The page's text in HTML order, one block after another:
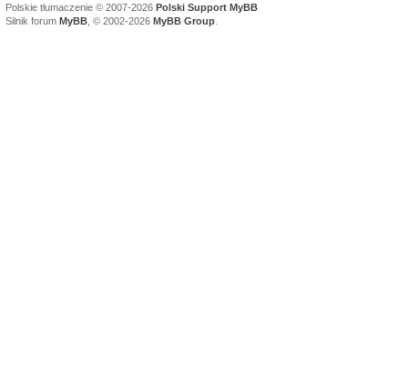
Polskie tłumaczenie © 2007-2026 Polski Support MyBB
Silnik forum MyBB , © 2002-2026 MyBB Group